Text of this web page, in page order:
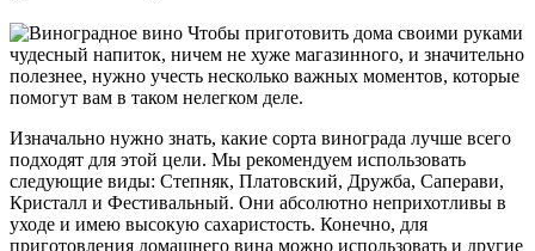
Чтобы приготовить дома своими руками
чудесный напиток, ничем не хуже магазинного, и значительно
полезнее, нужно учесть несколько важных моментов, которые
помогут вам в таком нелегком деле.
Изначально нужно знать, какие сорта винограда лучше всего
подходят для этой цели. Мы рекомендуем использовать
следующие виды: Степняк, Платовский, Дружба, Саперави,
Кристалл и Фестивальный. Они абсолютно неприхотливы в
уходе и имею высокую сахаристость. Конечно, для
приготовления домашнего вина можно использовать и другие